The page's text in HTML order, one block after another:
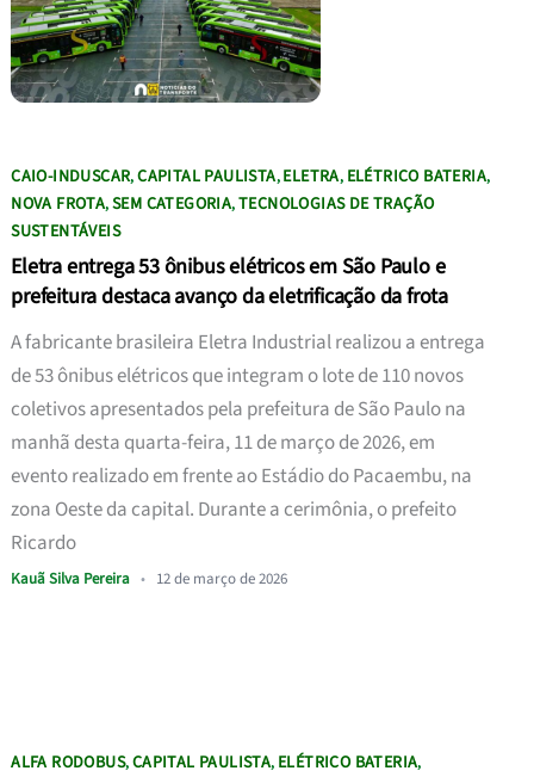
CAIO-INDUSCAR,CAPITAL PAULISTA,ELETRA, ELÉTRICO BATERIA,
NOVA FROTA,SEM CATEGORIA,TECNOLOGIAS DE TRAÇÃO
SUSTENTÁVEIS
Eletra entrega 53 ônibus elétricos em São Paulo e
prefeitura destaca avanço da eletrificação da frota
A fabricante brasileira Eletra Industrial realizou a entrega
de 53 ônibus elétricos que integram o lote de 110 novos
coletivos apresentados pela prefeitura de São Paulo na
manhã desta quarta-feira, 11 de março de 2026, em
evento realizado em frente ao Estádio do Pacaembu, na
zona Oeste da capital. Durante a cerimônia, o prefeito
Ricardo
Kauã Silva Pereira • 12 de março de 2026
ALFA RODOBUS,CAPITAL PAULISTA, ELÉTRICO BATERIA,